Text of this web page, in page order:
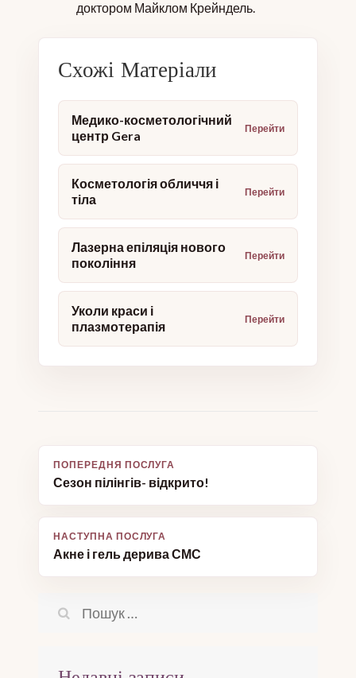
доктором Майклом Крейндель.
Схожі Матеріали
Медико-косметологічний
центр Gera
Косметологія обличчя і
тіла
Лазерна епіляція нового
покоління
Уколи краси і
плазмотерапія
Навігація
записів
Сезон пілінгів- відкрито!
Акне і гель дерива СМС
Пошук: